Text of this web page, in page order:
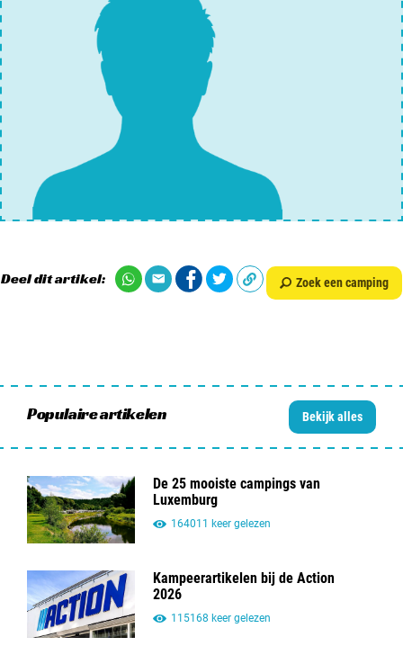
Deel dit artikel: Zoek een camping
Populaire artikelen Bekijk alles
De 25 mooiste campings van
Luxemburg
164011 keer gelezen
Kampeerartikelen bij de Action
2026
115168 keer gelezen